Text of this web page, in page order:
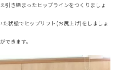
引き締まったヒップラインをつくりましょ
状態でヒップリフト(お尻上げ)をしましょ
できます。